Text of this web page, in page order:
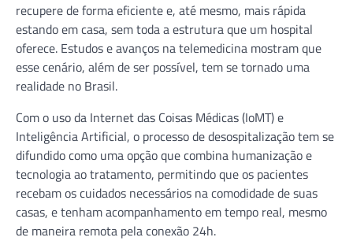
recupere de forma eficiente e, até mesmo, mais rápida
estando em casa, sem toda a estrutura que um hospital
oferece. Estudos e avanços na telemedicina mostram que
esse cenário, além de ser possível, tem se tornado uma
realidade no Brasil.
Com o uso da Internet das Coisas Médicas (IoMT) e
Inteligência Artificial, o processo de desospitalização tem se
difundido como uma opção que combina humanização e
tecnologia ao tratamento, permitindo que os pacientes
recebam os cuidados necessários na comodidade de suas
casas, e tenham acompanhamento em tempo real, mesmo
de maneira remota pela conexão 24h.